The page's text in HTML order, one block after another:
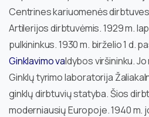
Centrines kariuomenės
Artilerijos dirbtuvėmis. 1929 m.
pulkininkus. 1930 m. birželio 1 d.
Ginklavimo valdybos viršininku.
Ginklų tyrimo laboratorija
ginklų dirbtuvių statyba. Šios
moderniausių Europoje. 1940 m.